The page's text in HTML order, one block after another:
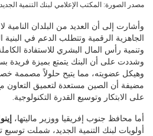
مصدر الصورة: المكتب الإعلامي لبنك التنمية الجديد
وأشارت إلى أن العديد من البلدان
الجاهزية الرقمية وتتطلب الدعم في البنية
وتنمية رأس المال البشري للاستفادة
وشددت على أن البنك يتمتع بميزة فريدة
وهيكل عضويته، مما يتيح حلولاً مصممة
مضيفة أن الصين مستعدة لتعميق التعاون مع
على الابتكار وتوسيع القدرة التكنولوجية.
أما محافظ جنوب إفريقيا ووزير ماليتها،
أولويات لبنك التنمية الجديد، شملت توسيع